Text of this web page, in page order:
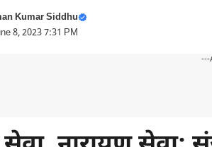
Kumar Siddhu
8, 2023 7:31 PM
---